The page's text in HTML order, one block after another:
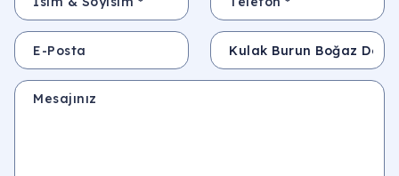
E-Posta Konu
Mesajınız